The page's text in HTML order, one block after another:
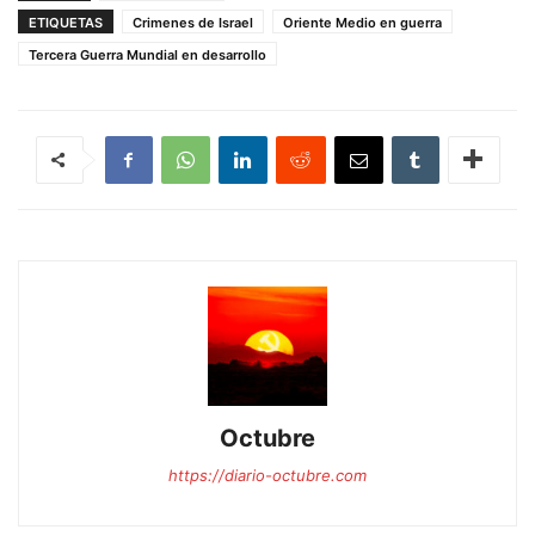
ETIQUETAS
Crimenes de Israel
Oriente Medio en guerra
Tercera Guerra Mundial en desarrollo
Octubre
https://diario-octubre.com